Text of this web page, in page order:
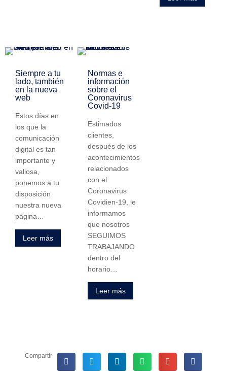
Siempre a tu
lado, también
en la nueva
web
Estos días en
los que la
comunicación
digital es tan
importante y
valiosa,
ponemos a tu
disposición
nuestra nueva
página…
Leer más
Normas e
información
sobre el
Coronavirus
Covid-19
Estimados
clientes,
después de los
acontecimientos
relacionados
con el
Coronavirus
Covidien-19, le
informamos
que nosotros
SEGUIMOS
TRABAJANDO
dentro del
horario…
Leer más
Compartir